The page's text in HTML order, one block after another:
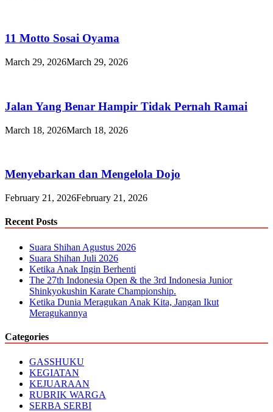
11 Motto Sosai Oyama
March 29, 2026March 29, 2026
Jalan Yang Benar Hampir Tidak Pernah Ramai
March 18, 2026March 18, 2026
Menyebarkan dan Mengelola Dojo
February 21, 2026February 21, 2026
Recent Posts
Suara Shihan Agustus 2026
Suara Shihan Juli 2026
Ketika Anak Ingin Berhenti
The 27th Indonesia Open & the 3rd Indonesia Junior
Shinkyokushin Karate Championship.
Ketika Dunia Meragukan Anak Kita, Jangan Ikut
Meragukannya
Categories
GASSHUKU
KEGIATAN
KEJUARAAN
RUBRIK WARGA
SERBA SERBI